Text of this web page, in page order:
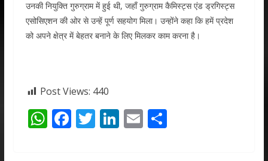
उनकी नियुक्ति गुरुग्राम में हुई थी, जहाँ गुरुग्राम कैमिस्ट्स एंड ड्रगिस्ट्स
एसोसिएशन की ओर से उन्हें पूर्ण सहयोग मिला। उन्होंने कहा कि हमें प्रदेश
को अपने क्षेत्र में बेहतर बनाने के लिए मिलकर काम करना है।
Post Views: 440
W F T Li E S